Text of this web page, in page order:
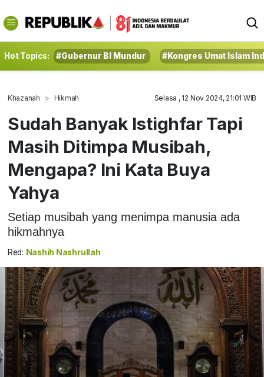
Hot Topics: #Gubernur BI Mundur #Kongres Umat Islam
Khazanah Hikmah Selasa , 12 Nov 2024, 21:01 WIB
Sudah Banyak Istighfar Tapi
Masih Ditimpa Musibah,
Mengapa? Ini Kata Buya
Yahya
Setiap musibah yang menimpa manusia ada
hikmahnya
Red: Nashih Nashrullah